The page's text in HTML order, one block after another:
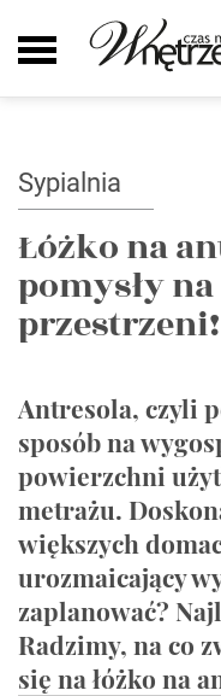
Sypialnia
Łóżko na
pomysły
przestrzeni!
Antresola, czyli
sposób na
powierzchni
metrażu.
większych
urozmaicający
zaplanować?
Radzimy, na co
się na łóżko na